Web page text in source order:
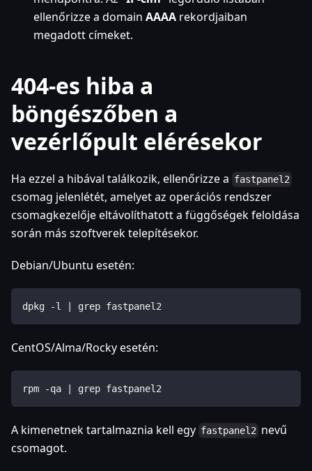
ellenőrizze a domain AAAA rekordjaiban
megadott címeket.
404-es hiba a
böngészőben a
vezérlőpult elérésekor
Ha ezzel a hibával találkozik, ellenőrizze a fastpanel2
csomag jelenlétét, amelyet az operációs rendszer
csomagkezelője eltávolíthatott a függőségek feloldása
során más szoftverek telepítésekor.
Debian/Ubuntu esetén:
dpkg -l | grep fastpanel2
CentOS/Alma/Rocky esetén:
rpm -qa | grep fastpanel2
A kimenetnek tartalmaznia kell egy fastpanel2 nevű
csomagot.